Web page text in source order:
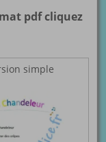
pdf cliquez
simple